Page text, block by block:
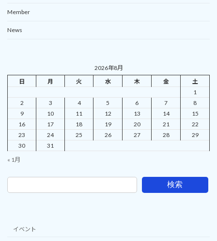
Member
News
2026年8月
日
月 火 水 木 金
土
1
2
3 4 5 6 7
8
9
10 11 12 13 14
15
16
17 18 19 20 21
22
23
24 25 26 27 28
29
30
31
« 1月
検索
イベント